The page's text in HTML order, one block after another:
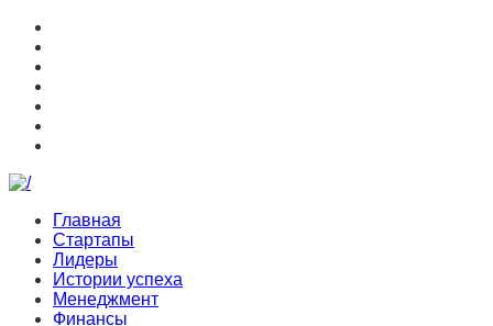
Главная
Стартапы
Лидеры
Истории успеха
Менеджмент
Финансы